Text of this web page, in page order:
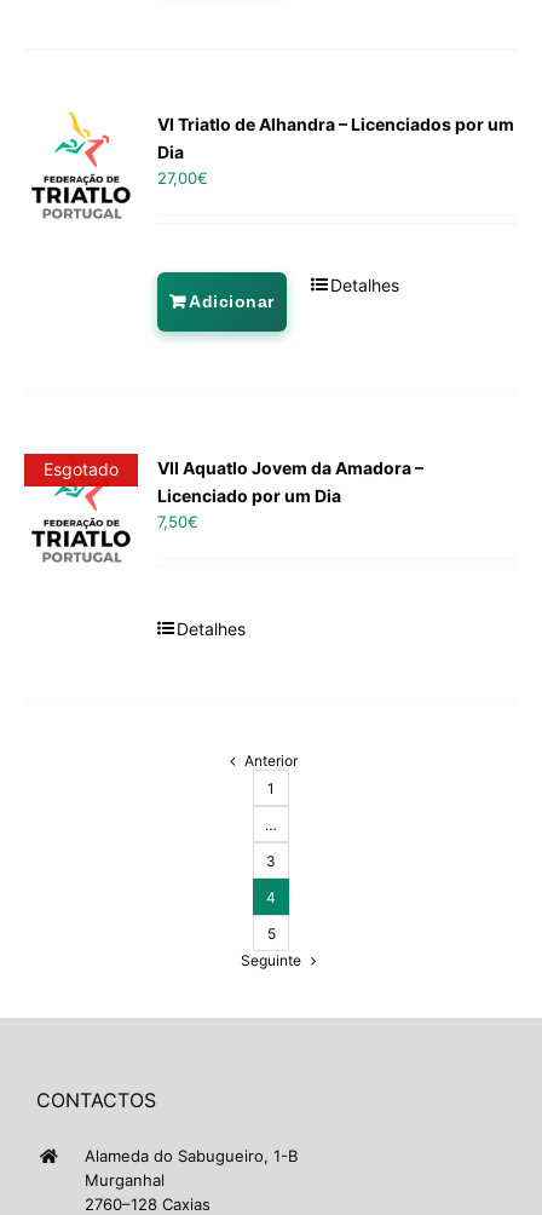
VI Triatlo de Alhandra – Licenciados por um
Dia
27,00€
Adicionar
Detalhes
Esgotado
VII Aquatlo Jovem da Amadora –
Licenciado por um Dia
7,50€
Detalhes
Anterior
1
…
3
4
5
Seguinte
CONTACTOS
Alameda do Sabugueiro, 1-B
Murganhal
2760–128 Caxias